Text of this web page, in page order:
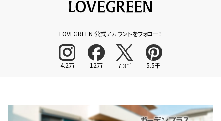
LOVEGREEN 公式アカウントをフォロー！
4.2万 12万 7.3千 5.5千